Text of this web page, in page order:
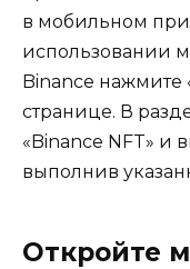
в мобильном
использовании
Binance нажмите
странице. В
«Binance NFT» и
выполнив
Откройте